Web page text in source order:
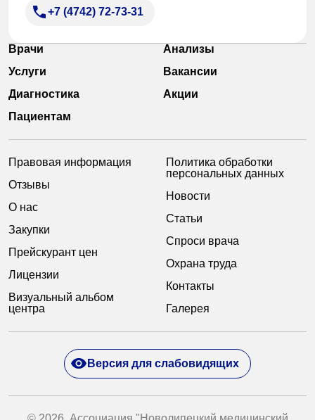
+7 (4742) 72-73-31
Врачи
Анализы
Услуги
Вакансии
Диагностика
Акции
Пациентам
Правовая информация
Отзывы
О нас
Закупки
Прейскурант цен
Лицензии
Визуальный альбом
центра
Политика обработки
персональных данных
Новости
Статьи
Спроси врача
Охрана труда
Контакты
Галерея
Версия для слабовидящих